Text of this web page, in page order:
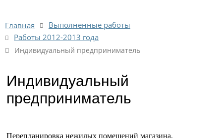
Главная
Выполненные работы
Работы 2012-2013 года
Индивидуальный предприниматель
Индивидуальный
предприниматель
Перепланировка нежилых помещений магазина,